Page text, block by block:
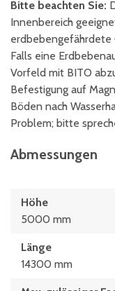
Bitte beachten Sie:
Innenbereich
erdbebengefährdete
Falls eine
Vorfeld mit BITO
Befestigung auf
Böden nach
Problem; bitte
Abmessungen
Höhe
5000 mm
Länge
14300 mm